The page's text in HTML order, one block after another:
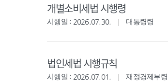
개별소비세법 시행령
시행일 : 2026.07.30. 대통령령
법인세법 시행규칙
시행일 : 2026.07.01. 재정경제부령